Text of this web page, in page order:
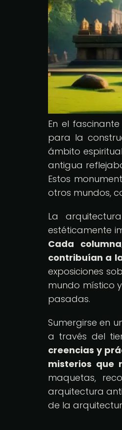
En el
para la
ámbito
antigua
Estos
otros mundos,
La
estéticamente
Cada
contribuían a
exposiciones
mundo místico
pasadas.
Sumergirse en
a través del
creencias y
misterios que
maquetas,
arquitectura
de la